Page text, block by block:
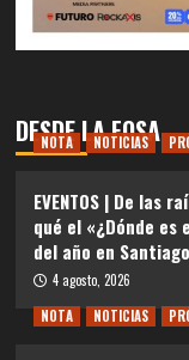
DESDE LA FOSA
NOTA NOTICIAS
EVENTOS | De las
qué el «¿Dónde es
del año en Santiago
4 agosto, 2026
NOTA
NOTICIAS